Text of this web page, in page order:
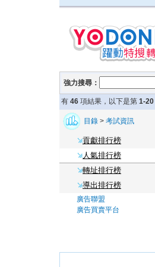
強力搜尋：
有 46 項結果，以下是第 1-20
目錄 > 考試資訊
貢獻排行榜
人氣排行榜
轉址排行榜
導出排行榜
廣告聯盟
廣告買賣平台